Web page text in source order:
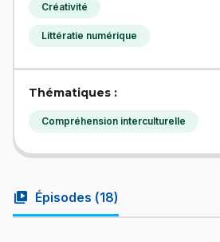
Créativité
Littératie numérique
Thématiques :
Compréhension interculturelle
video_library Épisodes (18)